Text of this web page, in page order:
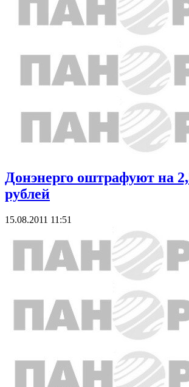
Донэнерго оштрафуют на
рублей
15.08.2011 11:51